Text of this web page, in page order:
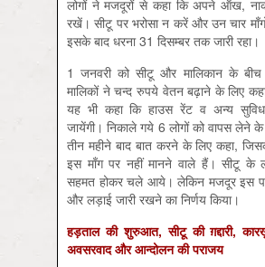
लोगों ने मजदूरों से कहा कि अपने ऑंख,
रखें। सीटू पर भरोसा न करें और उन चार
इसके बाद धरना 31 दिसम्बर तक जारी रहा।
1 जनवरी को सीटू और मालिकान के बीच
मालिकों ने चन्द रुपये वेतन बढ़ाने के लिए
यह भी कहा कि हाउस रेंट व अन्य
जायेंगी। निकाले गये 6 लोगों को वापस लेने के
तीन महीने बाद बात करने के लिए कहा,
इस माँग पर नहीं मानने वाले हैं। सीटू के
सहमत होकर चले आये। लेकिन मजदूर इस
और लड़ाई जारी रखने का निर्णय किया।
हड़ताल की शुरुआत, सीटू की ग़द्दारी,
अवसरवाद और आन्दोलन की पराजय